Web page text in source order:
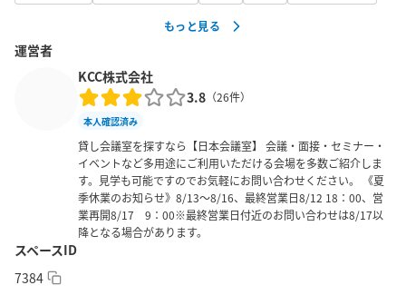
当日発送ができない場合がございますので、予めご了承くださ
【夜間の荷物預かり】
夜間荷物のお預かりを承ります。料金は無料です。
次回ご利用が3日以内の場合に限ります。
お部屋にてお荷物のお預かりやレイアウト維持をご希望の際、他
の予約が入っている場合はお受けできかねます。
再度設営を行う必要がある場合は、別途セッティング料金が発生
致します。
盗難・破損・紛失などの責任は一切負いかねます。
もっと見る
運営者
KCC株式会社
3.8 （26件）
本人確認済み
貸し会議室を探すなら【日本会議室】 会議・面接・セミナー・
イベントなど多用途にご利用いただける会場を多数ご紹介しま
す。見学も可能ですのでお気軽にお問い合わせください。 《夏
季休業のお知らせ》8/13～8/16、最終営業日8/12 18：00、営
業再開8/17 9：00※最終営業日付近のお問い合わせは8/17以
降となる場合があります。
スペースID
7384